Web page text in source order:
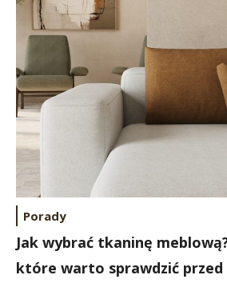
Porady
Jak wybrać tkaninę
które warto sprawdzić przed